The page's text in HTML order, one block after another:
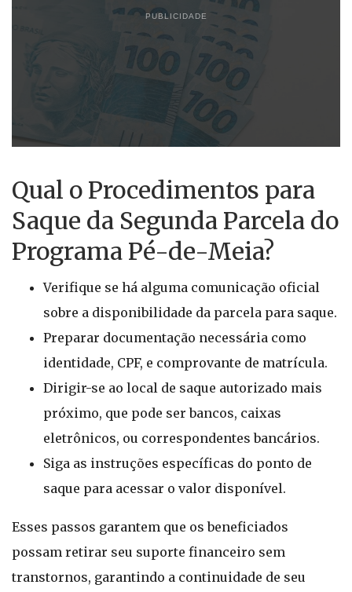
PUBLICIDADE
Qual o Procedimentos para
Saque da Segunda Parcela do
Programa Pé-de-Meia?
Verifique se há alguma comunicação oficial
sobre a disponibilidade da parcela para saque.
Preparar documentação necessária como
identidade, CPF, e comprovante de matrícula.
Dirigir-se ao local de saque autorizado mais
próximo, que pode ser bancos, caixas
eletrônicos, ou correspondentes bancários.
Siga as instruções específicas do ponto de
saque para acessar o valor disponível.
Esses passos garantem que os beneficiados
possam retirar seu suporte financeiro sem
transtornos, garantindo a continuidade de seu